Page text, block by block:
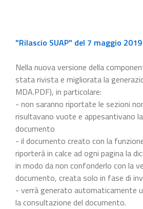
"Rilascio SUAP" del 7 maggio 2019
Nella nuova versione della
stata rivista e migliorata la
MDA.PDF), in particolare:
- non saranno riportate le sezioni
risultavano vuote e appesantivano
documento
- il documento creato con la
riporterà in calce ad ogni pagina la
in modo da non confonderlo con la
documento, creata solo in fase di
- verrà generato automaticamente
la consultazione del documento.